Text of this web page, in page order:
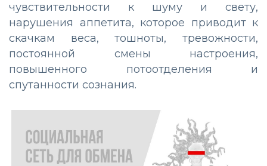
чувствительности к шуму и свету,
нарушения аппетита, которое приводит к
скачкам веса, тошноты, тревожности,
постоянной смены настроения,
повышенного потоотделения и
спутанности сознания.